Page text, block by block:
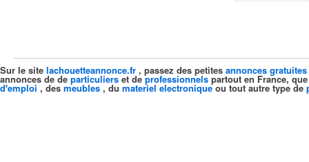
Sur le site lachouetteannonce.fr , passez des petites annonces gratuites
annonces de de particuliers et deprofessionnels partout en France,
d'emploi , des meubles , du materiel electroniqueou tout autre type de